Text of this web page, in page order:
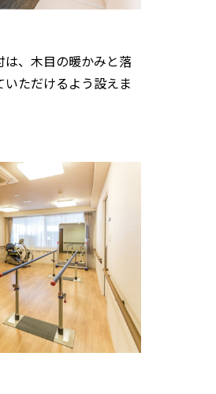
、木目の暖かみと落
ただけるよう設えま